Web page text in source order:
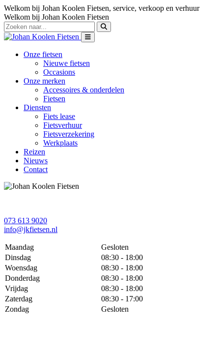
Welkom bij Johan Koolen Fietsen, service, verkoop en verhuur
Welkom bij Johan Koolen Fietsen
Onze fietsen
Nieuwe fietsen
Occasions
Onze merken
Accessoires & onderdelen
Fietsen
Diensten
Fiets lease
Fietsverhuur
Fietsverzekering
Werkplaats
Reizen
Nieuws
Contact
073 613 9020
info@jkfietsen.nl
Maandag
Gesloten
Dinsdag
08:30 - 18:00
Woensdag
08:30 - 18:00
Donderdag
08:30 - 18:00
Vrijdag
08:30 - 18:00
Zaterdag
08:30 - 17:00
Zondag
Gesloten